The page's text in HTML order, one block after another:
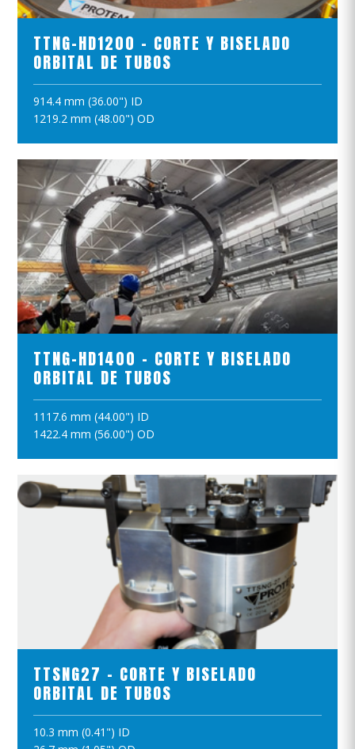
TTNG-HD1200 - CORTE Y BISELADO
ORBITAL DE TUBOS
914.4 mm (36.00") ID
1219.2 mm (48.00") OD
AÑADIR A LA CESTA
TTNG-HD1400 - CORTE Y BISELADO
ORBITAL DE TUBOS
1117.6 mm (44.00") ID
1422.4 mm (56.00") OD
VER EL PRODUCTO
AÑADIR A LA CESTA
TTSNG27 - CORTE Y BISELADO
ORBITAL DE TUBOS
10.3 mm (0.41") ID
VER EL PRODUCTO
AÑADIR A LA CESTA